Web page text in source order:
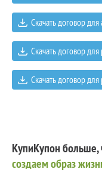
Скачать договор
Скачать договор
Скачать договор
КупиКупон больше,
создаем образ